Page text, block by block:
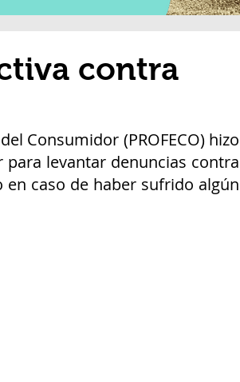
contra
Consumidor (PROFECO) hizo
levantar denuncias contra
en caso de haber sufrido algún